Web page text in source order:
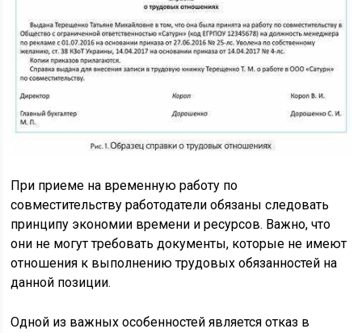
При приеме на временную работу по
совместительству работодатели обязаны следовать
принципу экономии времени и ресурсов. Важно, что
они не могут требовать документы, которые не имеют
отношения к выполнению трудовых обязанностей на
данной позиции.
Одной из важных особенностей является отказ в